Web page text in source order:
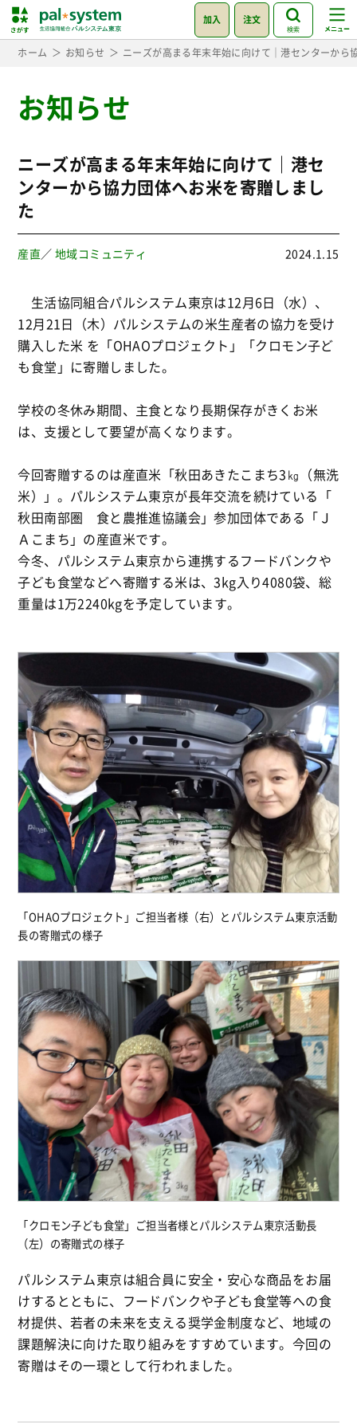
加入 注文
検索
ホーム お知らせ ニーズが高まる年末年始に向けて｜港センターから
お知らせ
ニーズが高まる年末年始に向けて｜港セ
ンターから協力団体へお米を寄贈しまし
た
産直／地域コミュニティ 2024.1.15
生活協同組合パルシステム東京は12月6日（水）、
12月21日（木）パルシステムの米生産者の協力を受け
購入した米 を「OHAOプロジェクト」「クロモン子ど
も食堂」に寄贈しました。
学校の冬休み期間、主食となり長期保存がきくお米
は、 支援として要望が高くなります。
今回寄贈するのは産直米「秋田あきたこまち3㎏（無洗
米）」。パルシステム東京が長年交流を続けている「
秋田南部圏 食と農推進協議会」参加団体である「Ｊ
Ａこまち」の産直米です。
今冬、パルシステム東京から連携するフードバンクや
子ども食堂などへ寄贈する米は、3kg入り4080袋、総
重量は1万2240kgを予定しています。
「OHAOプロジェクト」ご担当者様（右）とパルシステム東京活動
長の寄贈式の様子
「クロモン子ども食堂」ご担当者様とパルシステム東京活動長
（左） の寄贈式の様子
パルシステム東京は組合員に安全・安心な商品をお届
けするとともに、フードバンクや子ども食堂等への食
材提供、若者の未来を支える奨学金制度など、地域の
課題解決に向けた取り組みをすすめています。今回の
寄贈はその一環として行われました。